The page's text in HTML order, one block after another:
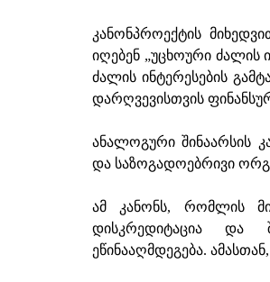
კანონპროექტის
იღებენ „უცხოური ძალის
ძალის ინტერესების
დარღვევისთვის
ანალოგური შინაარსის
და საზოგადოებრივი
ამ კანონს, რომლის
დისკრედიტაცია და
ეწინააღმდეგება.